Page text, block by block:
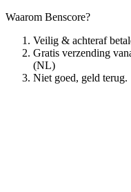
Waarom Benscore?
Veilig & achteraf
Gratis verzending
(NL)
Niet goed, geld terug.